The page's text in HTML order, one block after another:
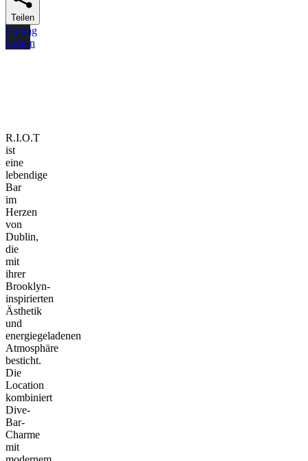
Teilen
Eintrag
ändern
R.I.O.T
ist
eine
lebendige
Bar
im
Herzen
von
Dublin,
die
mit
ihrer
Brooklyn-
inspirierten
Ästhetik
und
energiegeladenen
Atmosphäre
besticht.
Die
Location
kombiniert
Dive-
Bar-
Charme
mit